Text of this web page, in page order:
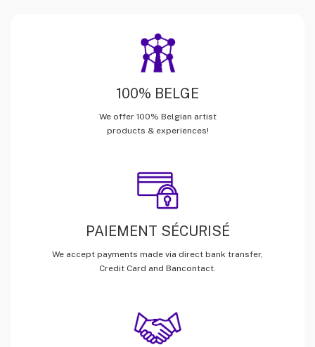
100% BELGE
We offer 100% Belgian artist
products & experiences!
PAIEMENT SÉCURISÉ
We accept payments made via direct bank transfer,
Credit Card and Bancontact.